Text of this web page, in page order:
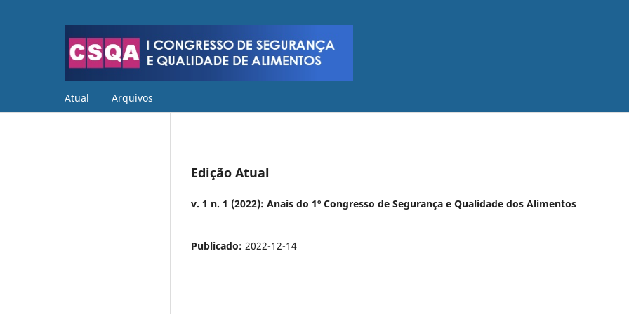
Atual Arquivos
Edição Atual
v. 1 n. 1 (2022): Anais do 1º Congresso de Segurança e Qualidade dos Alimentos
Publicado: 2022-12-14